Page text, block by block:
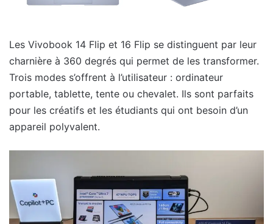
Les Vivobook 14 Flip et 16 Flip se distinguent par leur
charnière à 360 degrés qui permet de les transformer.
Trois modes s’offrent à l’utilisateur : ordinateur
portable, tablette, tente ou chevalet. Ils sont parfaits
pour les créatifs et les étudiants qui ont besoin d’un
appareil polyvalent.